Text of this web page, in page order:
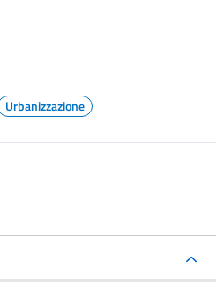
Urbanizzazione